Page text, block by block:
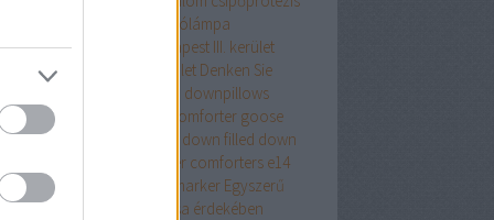
csiptetős olvasólámpa
csótányirtás Budapest III. kerület
Budapest XIII. kerület Denken Sie
downpillows
comforterqueen
down comforter goose
down comforter queen down filled down
duck feather comforters e14
e27 foglalat ecset rajzmarker Egyszerű
tanács az élete javítása érdekében